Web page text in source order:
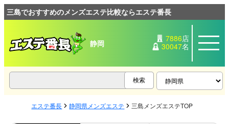
三島でおすすめのメンズエステ比較ならエステ番長
静岡 7886店
30047名
エステ番長 静岡県メンズエステ 三島メンズエステTOP